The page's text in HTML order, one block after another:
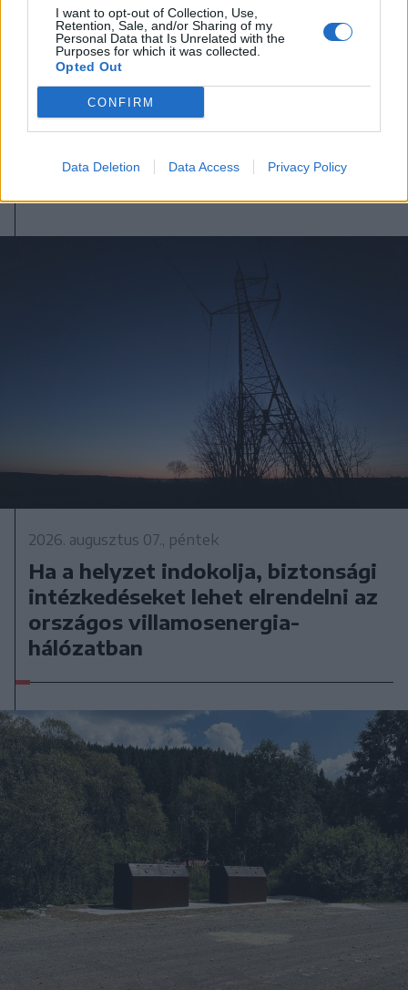
I want to opt-out of Collection, Use,
Retention, Sale, and/or Sharing of my
Personal Data that Is Unrelated with the
Purposes for which it was collected.
Opted Out
CONFIRM
Data Deletion Data Access Privacy Policy
2026. augusztus 07., péntek
Visszaküldte a parlamentnek
Nicușor Dan a közel 900 medve
kilövését lehetővé tevő törvényt
2026. augusztus 07., péntek
Ha a helyzet indokolja, biztonsági
intézkedéseket lehet elrendelni az
országos villamosenergia-
hálózatban